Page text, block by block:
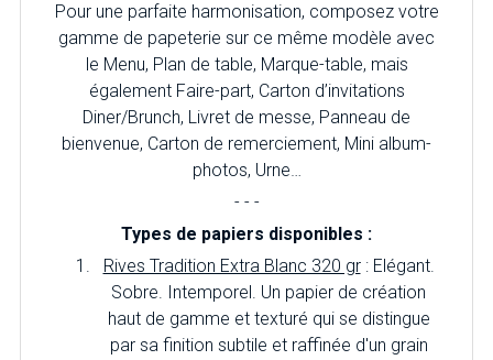
Pour une parfaite harmonisation, composez votre
gamme de papeterie sur ce même modèle avec
le Menu, Plan de table, Marque-table, mais
également Faire-part, Carton d’invitations
Diner/Brunch, Livret de messe, Panneau de
bienvenue, Carton de remerciement, Mini album-
photos, Urne…
- - -
Types de papiers disponibles :
Rives Tradition Extra Blanc 320 gr: Elégant.
Sobre. Intemporel. Un papier de création
haut de gamme et texturé qui se distingue
par sa finition subtile et raffinée d'un grain